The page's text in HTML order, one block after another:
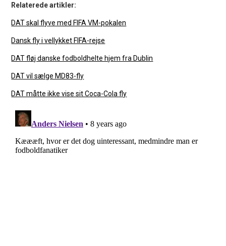
Relaterede artikler:
DAT skal flyve med FIFA VM-pokalen
Dansk fly i vellykket FIFA-rejse
DAT fløj danske fodboldhelte hjem fra Dublin
DAT vil sælge MD83-fly
DAT måtte ikke vise sit Coca-Cola fly